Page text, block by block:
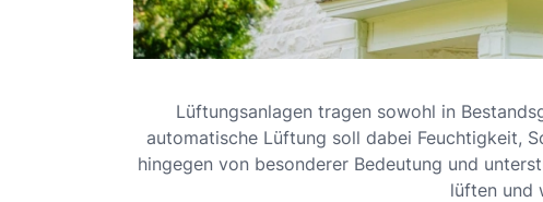
Lüftungsanlagen tragen sowohl in
automatische Lüftung soll dabei Feuchtigkeit,
hingegen von besonderer Bedeutung und
lüften und